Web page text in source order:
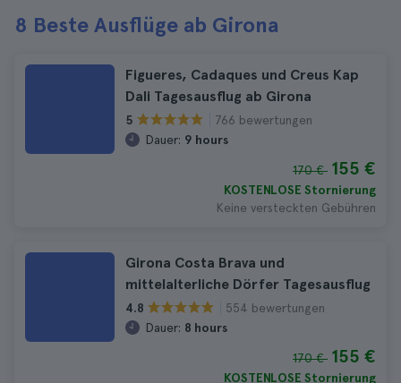
8 Beste Ausflüge ab Girona
Figueres, Cadaques und Creus Kap
Dali Tagesausflug ab Girona
5
766 bewertungen
Dauer: 9 hours
170 € 155 €
KOSTENLOSE Stornierung
Keine versteckten Gebühren
Girona Costa Brava und
mittelalterliche Dörfer Tagesausflug
4.8
554 bewertungen
Dauer: 8 hours
170 € 155 €
KOSTENLOSE Stornierung